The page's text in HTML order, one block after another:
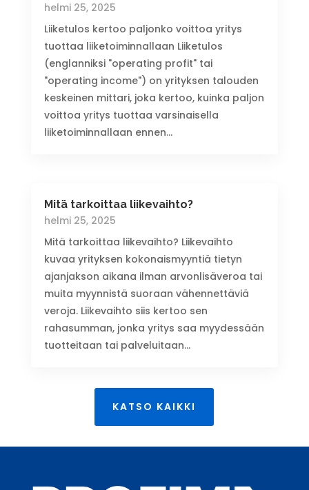
helmi 25, 2025
Liiketulos kertoo paljonko voittoa yritys
tuottaa liiketoiminnallaan Liiketulos
(englanniksi "operating profit" tai
"operating income") on yrityksen talouden
keskeinen mittari, joka kertoo, kuinka paljon
voittoa yritys tuottaa varsinaisella
liiketoiminnallaan ennen...
Mitä tarkoittaa liikevaihto?
helmi 25, 2025
Mitä tarkoittaa liikevaihto? Liikevaihto
kuvaa yrityksen kokonaismyyntiä tietyn
ajanjakson aikana ilman arvonlisäveroa tai
muita myynnistä suoraan vähennettäviä
veroja. Liikevaihto siis kertoo sen
rahasumman, jonka yritys saa myydessään
tuotteitaan tai palveluitaan...
KATSO KAIKKI